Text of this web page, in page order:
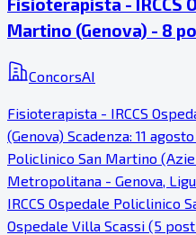
Fisioterapista - IRCCS
Martino (Genova) - 8
ConcorsAI
Fisioterapista - IRCCS
(Genova) Scadenza: 11
Policlinico San Martino
Metropolitana - Genova,
IRCCS Ospedale Policlinico
Ospedale Villa Scassi (5